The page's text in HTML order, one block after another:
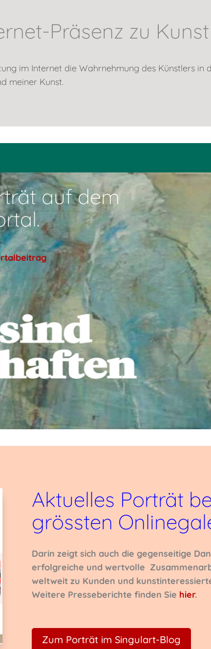
Präsenz zu
im Internet die Wahrnehmung des Künstlers in
meiner Kunst.
auf dem
Aktuelles Porträt
grössten
Darin zeigt sich auch die gegenseitige
erfolgreiche und wertvolle
weltweit zu Kunden und
Weitere Presseberichte finden Sie hier.
Zum Porträt im Singulart-Blog